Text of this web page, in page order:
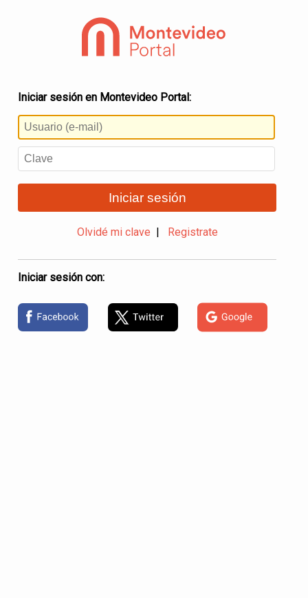
Iniciar sesión en Montevideo Portal:
Iniciar sesión
Olvidé mi clave Registrate
Iniciar sesión con: